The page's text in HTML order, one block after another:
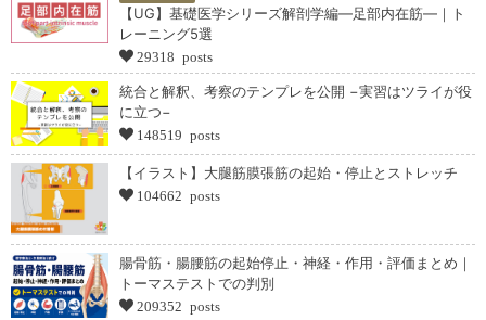
【UG】基礎医学シリーズ解剖学編―足部内在筋―｜ト
レーニング5選
29318 posts
統合と解釈、考察のテンプレを公開 −実習はツライが役
に立つ−
148519 posts
【イラスト】大腿筋膜張筋の起始・停止とストレッチ
104662 posts
腸骨筋・腸腰筋の起始停止・神経・作用・評価まとめ｜
トーマステストでの判別
209352 posts